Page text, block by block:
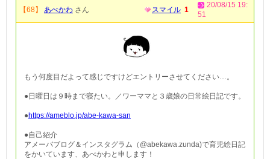
【68】 あべかわ さん スマイル 1
20/08/15 19:
51
もう何度目だよって感じですけどエントリーさせてください…。
●日曜日は９時まで寝たい。／ワーママと３歳娘の日常絵日記です。
●https://ameblo.jp/abe-kawa-san
●自己紹介
アメーバブログ＆インスタグラム（@abekawa.zunda)で育児絵日記
をかいています、あべかわと申します！